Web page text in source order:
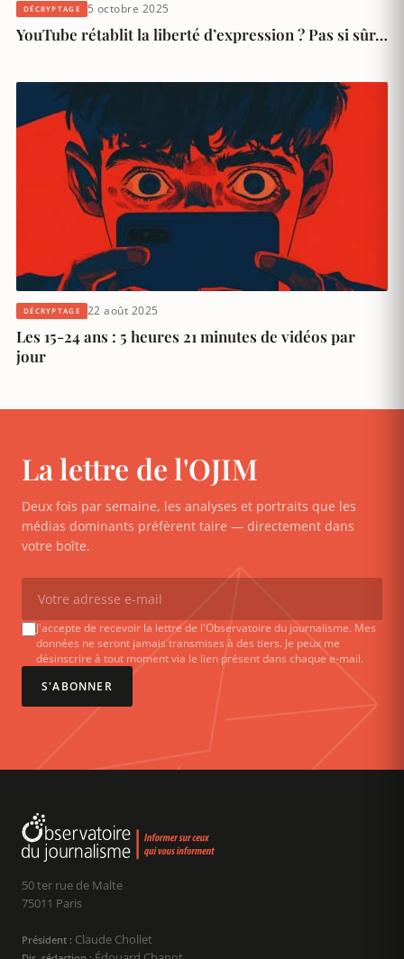
DÉCRYPTAGE 5 octobre 2025
YouTube rétablit la liberté d’expression ? Pas si sûr…
DÉCRYPTAGE 22 août 2025
Les 15-24 ans : 5 heures 21 minutes de vidéos par
jour
La lettre de l'OJIM
Deux fois par semaine, les analyses et portraits que les
médias dominants préfèrent taire — directement dans
votre boîte.
J'accepte de recevoir la lettre de l'Observatoire du journalisme. Mes
données ne seront jamais transmises à des tiers. Je peux me
désinscrire à tout moment via le lien présent dans chaque e-mail.
S'ABONNER
50 ter rue de Malte
75011 Paris
Président : Claude Chollet